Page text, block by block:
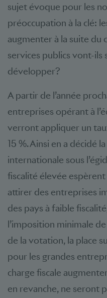
sujet évoque pour les
préoccupation à la clé:
augmenter à la suite du
services publics vont-ils
développer?
A partir de l’année
entreprises opérant à
verront appliquer un
15 %. Ainsi en a décidé
internationale sous
fiscalité élevée
attirer des entreprises
des pays à faible
l’imposition minimale
de la votation, la place
pour les grandes
charge fiscale
en revanche, ne seront